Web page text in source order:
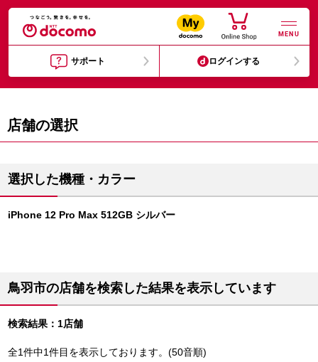
MENU
サポート ログインする
店舗の選択
選択した機種・カラー
iPhone 12 Pro Max 512GB シルバー
鳥羽市の店舗を検索した結果を表示しています
検索結果：1店舗
全1件中1件目を表示しております。(50音順)